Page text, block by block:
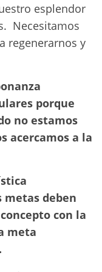
esplendor
Necesitamos
regenerarnos y
porque
no estamos
acercamos a la
metas deben
con la
meta